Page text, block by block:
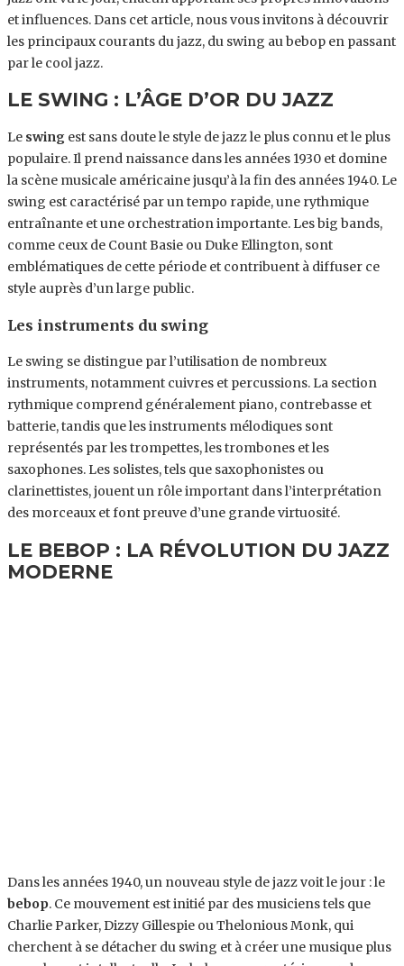
et influences. Dans cet article, nous vous invitons à découvrir
les principaux courants du jazz, du swing au bebop en passant
par le cool jazz.
LE SWING : L’ÂGE D’OR DU JAZZ
Le swing est sans doute le style de jazz le plus connu et le plus
populaire. Il prend naissance dans les années 1930 et domine
la scène musicale américaine jusqu’à la fin des années 1940. Le
swing est caractérisé par un tempo rapide, une rythmique
entraînante et une orchestration importante. Les big bands,
comme ceux de Count Basie ou Duke Ellington, sont
emblématiques de cette période et contribuent à diffuser ce
style auprès d’un large public.
Les instruments du swing
Le swing se distingue par l’utilisation de nombreux
instruments, notamment cuivres et percussions. La section
rythmique comprend généralement piano, contrebasse et
batterie, tandis que les instruments mélodiques sont
représentés par les trompettes, les trombones et les
saxophones. Les solistes, tels que saxophonistes ou
clarinettistes, jouent un rôle important dans l’interprétation
des morceaux et font preuve d’une grande virtuosité.
LE BEBOP : LA RÉVOLUTION DU JAZZ
MODERNE
Dans les années 1940, un nouveau style de jazz voit le jour : le
bebop. Ce mouvement est initié par des musiciens tels que
Charlie Parker, Dizzy Gillespie ou Thelonious Monk, qui
cherchent à se détacher du swing et à créer une musique plus